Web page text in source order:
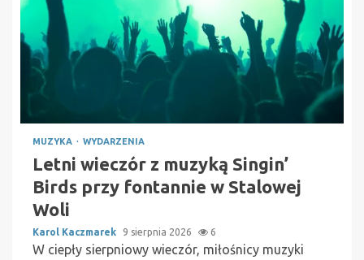
MUZYKA WYDARZENIA
Letni wieczór z muzyką Singin’
Birds przy fontannie w Stalowej
Woli
Karol Kaczmarek 9 sierpnia 2026 6
W ciepły sierpniowy wieczór, miłośnicy muzyki